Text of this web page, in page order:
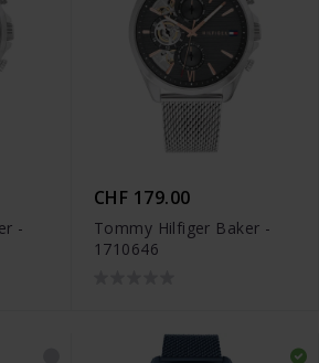
-
CHF 179.00
Tommy Hilfiger Baker -
1710646